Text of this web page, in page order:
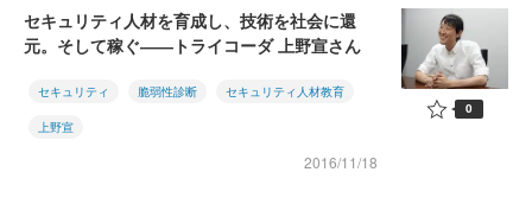
セキュリティ人材を育成し、技術を社会に還
元。そして稼ぐ――トライコーダ 上野宣さん
セキュリティ 脆弱性診断 セキュリティ人材教育
上野宣
2016/11/18
0